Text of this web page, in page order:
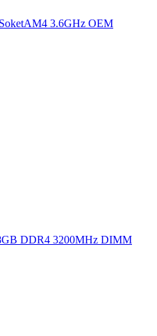
3.6GHz OEM
DDR4 3200MHz DIMM